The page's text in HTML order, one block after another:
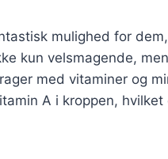
mulighed for
kun velsmagende,
med vitaminer og
A i kroppen,